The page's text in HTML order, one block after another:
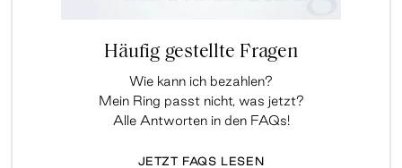
Häufig gestellte Fragen
Wie kann ich bezahlen?
Mein Ring passt nicht, was jetzt?
Alle Antworten in den FAQs!
JETZT FAQS LESEN